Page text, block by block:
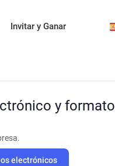
Invitar y Ganar
y formato
electrónicos